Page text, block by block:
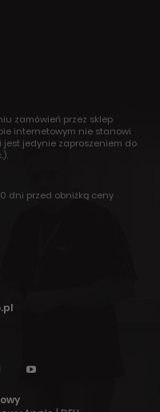
zamówień przez sklep
internetowym nie stanowi
jest jedynie zaproszeniem do
dni przed obniżką ceny